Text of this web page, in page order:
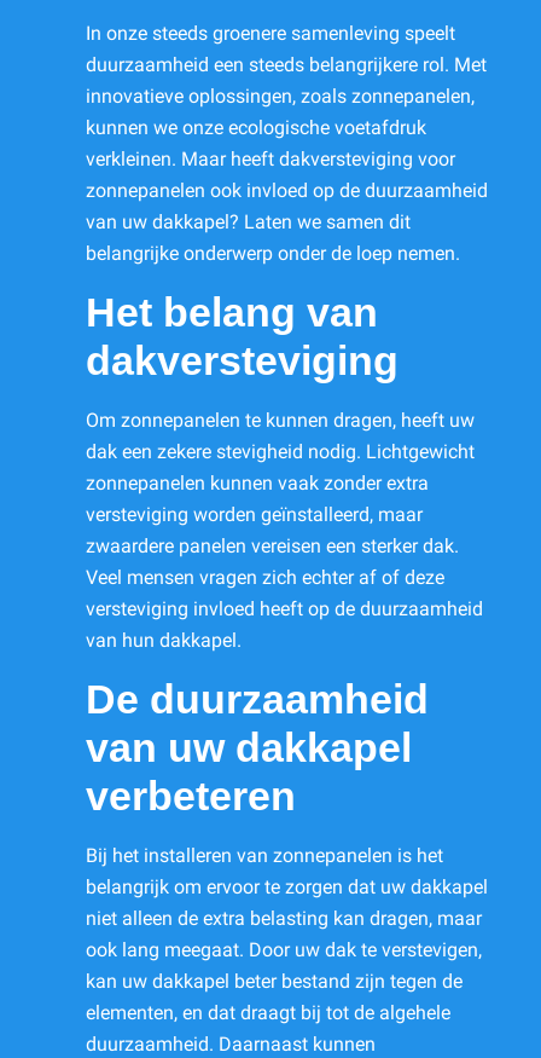
In onze steeds groenere samenleving speelt
duurzaamheid een steeds belangrijkere rol. Met
innovatieve oplossingen, zoals zonnepanelen,
kunnen we onze ecologische voetafdruk
verkleinen. Maar heeft dakversteviging voor
zonnepanelen ook invloed op de duurzaamheid
van uw dakkapel? Laten we samen dit
belangrijke onderwerp onder de loep nemen.
Het belang van
dakversteviging
Om zonnepanelen te kunnen dragen, heeft uw
dak een zekere stevigheid nodig. Lichtgewicht
zonnepanelen kunnen vaak zonder extra
versteviging worden geïnstalleerd, maar
zwaardere panelen vereisen een sterker dak.
Veel mensen vragen zich echter af of deze
versteviging invloed heeft op de duurzaamheid
van hun dakkapel.
De duurzaamheid
van uw dakkapel
verbeteren
Bij het installeren van zonnepanelen is het
belangrijk om ervoor te zorgen dat uw dakkapel
niet alleen de extra belasting kan dragen, maar
ook lang meegaat. Door uw dak te verstevigen,
kan uw dakkapel beter bestand zijn tegen de
elementen, en dat draagt bij tot de algehele
duurzaamheid. Daarnaast kunnen